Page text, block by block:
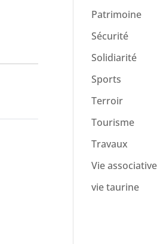
Patrimoine
Sécurité
Solidiarité
Sports
Terroir
Tourisme
Travaux
Vie associative
vie taurine